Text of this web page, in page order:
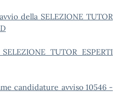
della SELEZIONE TUTOR
TUTOR ESPERTI
candidature avviso 10546 -